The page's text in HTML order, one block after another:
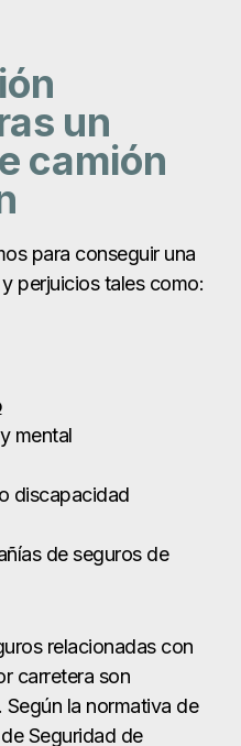
para conseguir una
mental
discapacidad
relacionadas con
carretera son
la normativa de
Seguridad de
las empresas de
deben contratar
Mientras que
mínima de 300 000
materiales peligrosos
de hasta 5 millones